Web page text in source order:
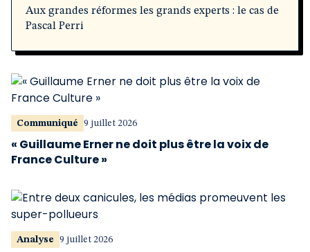
Aux grandes réformes les grands experts : le cas de
Pascal Perri
Communiqué 9 juillet 2026
« Guillaume Erner ne doit plus être la voix de
France Culture »
Analyse 9 juillet 2026